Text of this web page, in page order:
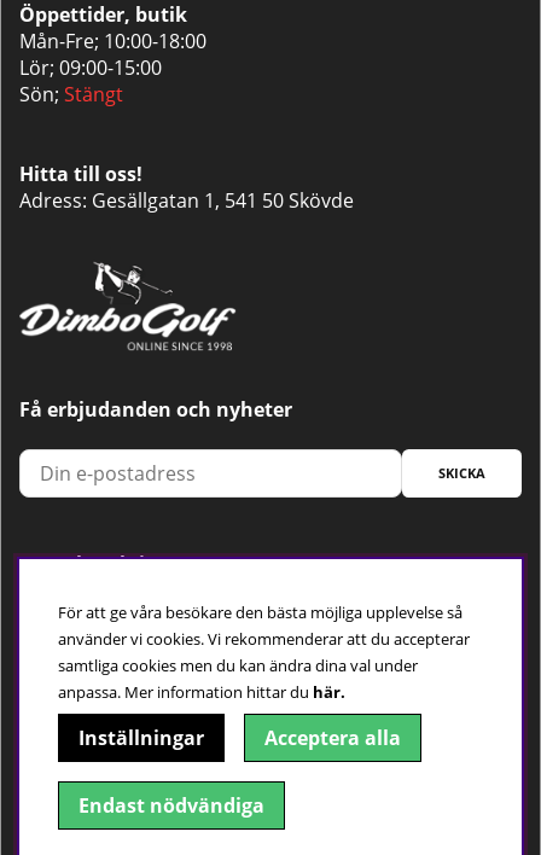
Öppettider, butik
Mån-Fre; 10:00-18:00
Lör; 09:00-15:00
Sön; Stängt
Hitta till oss!
Adress: Gesällgatan 1, 541 50 Skövde
Få erbjudanden och nyheter
SKICKA
Trygg betalning
Följ oss
För att ge våra besökare den bästa möjliga upplevelse så
använder vi cookies. Vi rekommenderar att du accepterar
samtliga cookies men du kan ändra dina val under
anpassa. Mer information hittar du här.
Inställningar Acceptera alla
Endast nödvändiga